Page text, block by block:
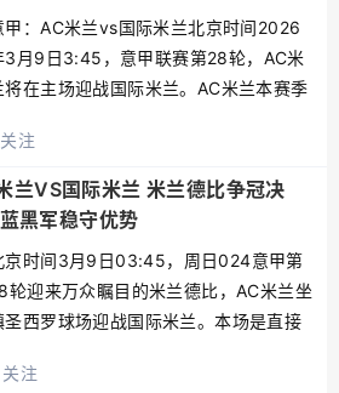
甲：AC米兰vs国际米兰北京时间2026
3月9日3:45，意甲联赛第28轮，AC米
将在主场迎战国际米兰。AC米兰本赛季
胜9平2负的成绩，以57个积分排名联赛
席，目前虽然身处欧冠区，但与本场
...
注
兰VS国际米兰 米兰德比争冠决
黑军稳守优势
京时间3月9日03:45，周日024意甲第
轮迎来万众瞩目的米兰德比，AC米兰坐
圣西罗球场迎战国际米兰。本场是直接
联赛第二，落后榜首国米10分，唯有取
注